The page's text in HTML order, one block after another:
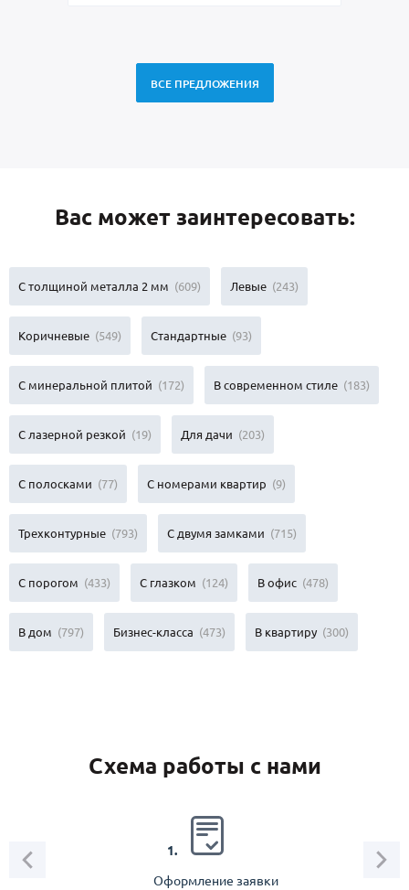
ВСЕ ПРЕДЛОЖЕНИЯ
Вас может заинтересовать:
С толщиной металла 2 мм (609) Левые (243)
Коричневые (549) Стандартные (93)
С минеральной плитой (172) В современном стиле (183)
С лазерной резкой (19) Для дачи (203)
С полосками (77) С номерами квартир (9)
Трехконтурные (793) С двумя замками (715)
С порогом (433) С глазком (124) В офис (478)
В дом (797) Бизнес-класса (473) В квартиру (300)
Схема работы с нами
1.
Оформление заявки